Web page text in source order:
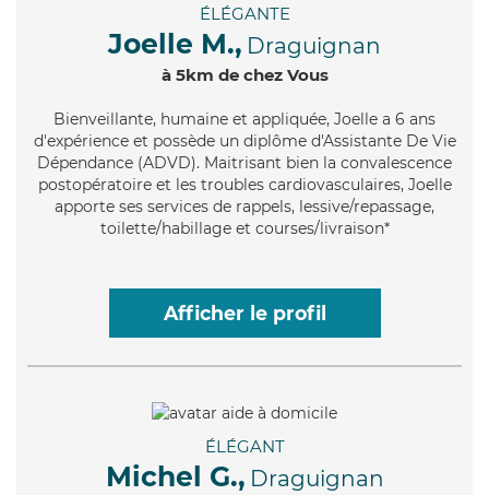
ÉLÉGANTE
Joelle M., Draguignan
à 5km de chez Vous
Bienveillante, humaine et appliquée, Joelle a 6 ans
d'expérience et possède un diplôme d'Assistante De Vie
Dépendance (ADVD). Maitrisant bien la convalescence
postopératoire et les troubles cardiovasculaires, Joelle
apporte ses services de rappels, lessive/repassage,
toilette/habillage et courses/livraison*
Afficher le profil
ÉLÉGANT
Michel G., Draguignan